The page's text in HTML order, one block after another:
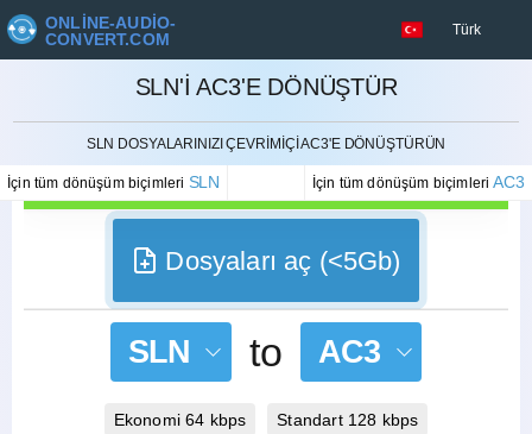
ONLINE-AUDIO-
CONVERT.COM
Türk
SLN'I AC3'E DÖNÜŞTÜR
SLN DOSYALARINIZI ÇEVRIMIÇI AC3'E DÖNÜŞTÜRÜN
İçin tüm dönüşüm biçimleri SLN İçin tüm dönüşüm biçimleriAC3
İPTAL ETMEK
Dosyaları aç (<5Gb)
SLN to AC3
Ekonomi 64 kbps Standart 128 kbps